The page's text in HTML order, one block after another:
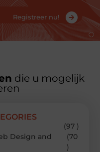
Registreer nu!
die u mogelijk
(97 )
Design and
(70
)